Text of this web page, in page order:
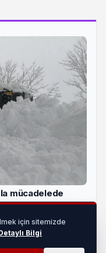
mücadelede
için sitemizde
Bilgi